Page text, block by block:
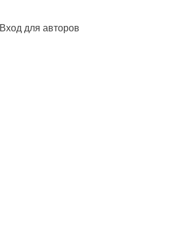
Вход для авторов